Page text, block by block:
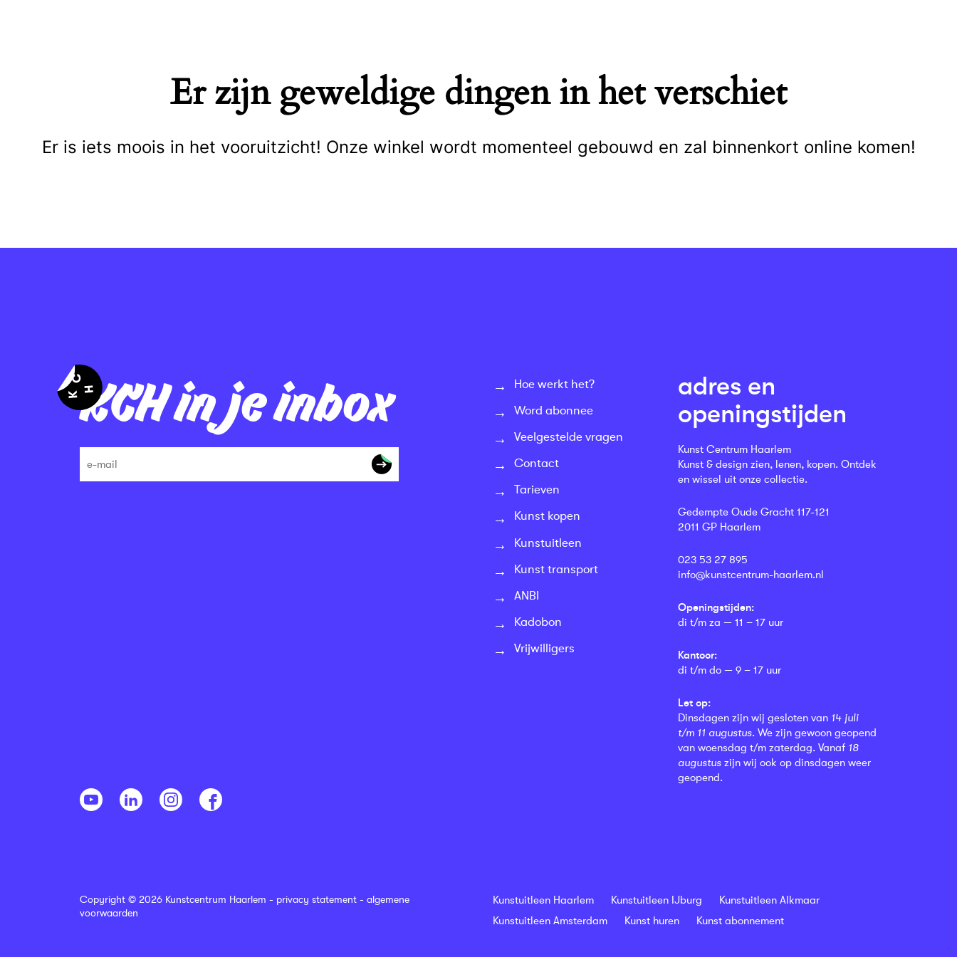
Er zijn geweldige dingen in het verschiet
Er is iets moois in het vooruitzicht! Onze winkel wordt momenteel gebouwd en zal binnenkort online komen!
KCH in je inbox
Hoe werkt het?
Word abonnee
Veelgestelde vragen
Contact
Tarieven
Kunst kopen
Kunstuitleen
Kunst transport
ANBI
Kadobon
Vrijwilligers
adres en
openingstijden
Kunst Centrum Haarlem
Kunst & design zien, lenen, kopen. Ontdek
en wissel uit onze collectie.
Gedempte Oude Gracht 117-121
2011 GP Haarlem
023 53 27 895
info@kunstcentrum-haarlem.nl
Openingstijden:
di t/m za — 11 – 17 uur
Kantoor:
di t/m do — 9 – 17 uur
Let op:
Dinsdagen zijn wij gesloten van 14 juli
t/m 11 augustus. We zijn gewoon geopend
van woensdag t/m zaterdag. Vanaf 18
augustus zijn wij ook op dinsdagen weer
geopend.
Copyright © 2026 Kunstcentrum Haarlem - privacy statement - algemene
voorwaarden
Kunstuitleen Haarlem Kunstuitleen IJburg
Kunstuitleen Alkmaar
Kunstuitleen Amsterdam
Kunst huren Kunst abonnement